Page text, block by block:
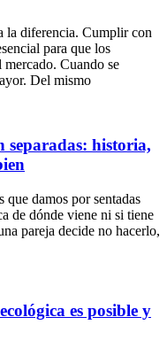
la diferencia. Cumplir con
para que los
Cuando se
Del mismo
separadas: historia,
que damos por sentadas
de dónde viene ni si tiene
pareja decide no hacerlo,
es posible y